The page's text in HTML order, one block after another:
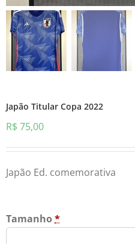
Japão Titular Copa 2022
R$ 75,00
Japão Ed. comemorativa
Tamanho *